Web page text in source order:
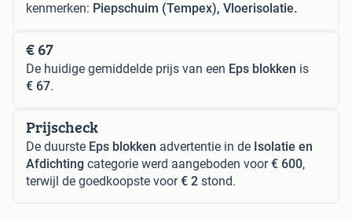
kenmerken: Piepschuim (Tempex), Vloerisolatie.
€ 67
De huidige gemiddelde prijs van een Eps blokken is
€ 67.
Prijscheck
De duurste Eps blokken advertentie in de Isolatie en
Afdichting categorie werd aangeboden voor€ 600,
terwijl de goedkoopste voor€ 2 stond.